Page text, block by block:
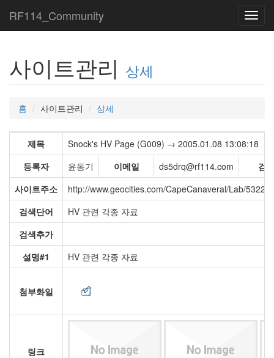
RF114_Community
사이트관리 상세
홈 사이트관리 상세
제목
Snock's HV Page (G009) → 2005.01.08 13:08:18
등록자
윤동기 이메일 ds5drq@rf114.com
검
사이트주소
http://www.geocities.com/CapeCanaveral/Lab/5322/
검색단어
HV 관련 각종 자료
검색추가
설명#1
HV 관련 각종 자료
첨부화일
링크